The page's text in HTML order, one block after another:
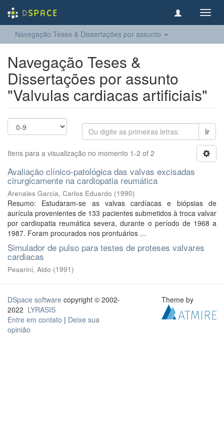
Navegação Teses & Dissertações por assunto
Navegação Teses &
Dissertações por assunto
"Valvulas cardiacas artificiais"
Ir
Itens para a visualização no momento 1-2 of 2
Avaliação clínico-patológica das valvas excisadas
cirurgicamente na cardiopatia reumática
Arenales Garcia, Carlos Eduardo (1990)
Resumo: Estudaram-se as valvas cardíacas e biópsias de
aurícula provenientes de 133 pacientes submetidos à troca valvar
por cardiopatia reumática severa, durante o período de 1968 a
1987. Foram procurados nos prontuários ...
Simulador de pulso para testes de proteses valvares
cardiacas
Pesarini, Aldo (1991)
DSpace software copyright © 2002-
2022 LYRASIS
Entre em contato | Deixe sua
opinião
Theme by